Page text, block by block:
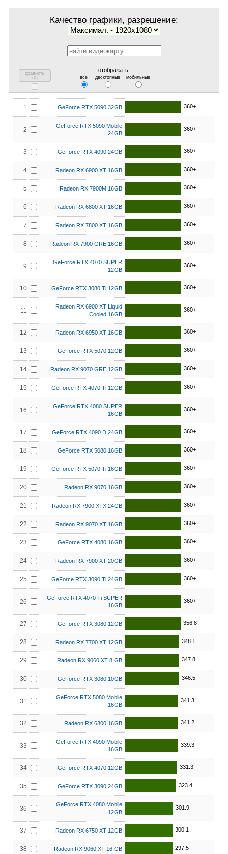
Качество графики, разрешение:
сравнить
(0)
отображать:
все десктопные мобильные
1 GeForce RTX 5090 32GB 360+
2
GeForce RTX 5090 Mobile
24GB
360+
3 GeForce RTX 4090 24GB 360+
4 Radeon RX 6900 XT 16GB 360+
5 Radeon RX 7900M 16GB 360+
6 Radeon RX 6800 XT 16GB 360+
7 Radeon RX 7800 XT 16GB 360+
8 Radeon RX 7900 GRE 16GB 360+
9
GeForce RTX 4070 SUPER
12GB
360+
10 GeForce RTX 3080 Ti 12GB 360+
11
Radeon RX 6900 XT Liquid
Cooled 16GB
360+
12 Radeon RX 6950 XT 16GB 360+
13 GeForce RTX 5070 12GB 360+
14 Radeon RX 9070 GRE 12GB 360+
15 GeForce RTX 4070 Ti 12GB 360+
16
GeForce RTX 4080 SUPER
16GB
360+
17 GeForce RTX 4090 D 24GB 360+
18 GeForce RTX 5080 16GB 360+
19 GeForce RTX 5070 Ti 16GB 360+
20 Radeon RX 9070 16GB 360+
21 Radeon RX 7900 XTX 24GB 360+
22 Radeon RX 9070 XT 16GB 360+
23 GeForce RTX 4080 16GB 360+
24 Radeon RX 7900 XT 20GB 360+
25 GeForce RTX 3090 Ti 24GB 360+
26
GeForce RTX 4070 Ti SUPER
16GB
360+
27 GeForce RTX 3080 12GB 356.8
28 Radeon RX 7700 XT 12GB 348.1
29 Radeon RX 9060 XT 8 GB 347.8
30 GeForce RTX 3080 10GB 346.5
31
GeForce RTX 5080 Mobile
16GB
341.3
32 Radeon RX 6800 16GB 341.2
33
GeForce RTX 4090 Mobile
16GB
339.3
34 GeForce RTX 4070 12GB 331.3
35 GeForce RTX 3090 24GB 323.4
36
GeForce RTX 4080 Mobile
12GB
301.9
37 Radeon RX 6750 XT 12GB 300.1
38 Radeon RX 9060 XT 16 GB 297.5